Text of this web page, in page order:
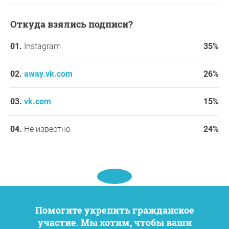
заявлением о компенсации морального ущерба. До
авиакомпании ответили на досудебную претензию,
авиакомпании открыто сообщили, что со стороны
электроприставка соответствовала требованиям, и
была заранее согласована авиакомпанией. Далее
коротко сослались на то, что уполномоченные
устройства, но экипаж воздушного судна в условиях
ответа на претензию сотрудники авиакомпании
предложили Николаю Гореву скромную компенсацию
дополнительные тренинги для персонала, чтобы
улучшить обслуживание пассажиров лиц с
Откуда взялись подписи?
Instagram 35%
away.vk.com 26%
vk.com 15%
Не известно 24%
Помогите укрепить гражданское
участие. Мы хотим, чтобы ваши